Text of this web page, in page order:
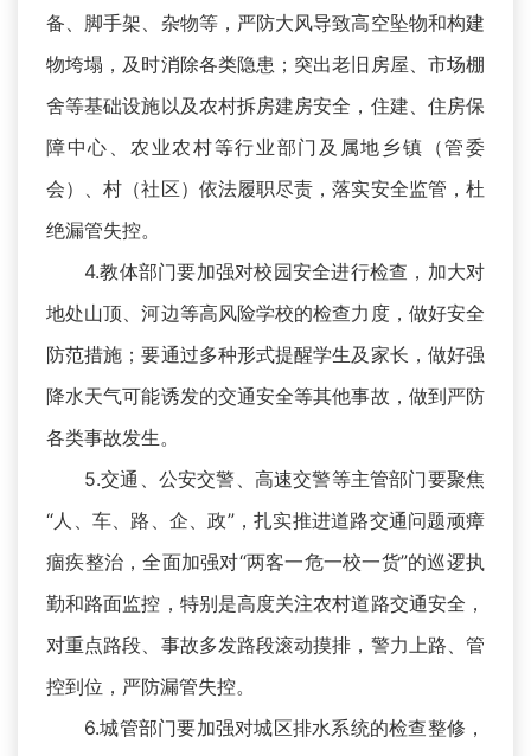
备、脚手架、杂物等，严防大风导致高空坠物和构建
物垮塌，及时消除各类隐患；突出老旧房屋、市场棚
舍等基础设施以及农村拆房建房安全，住建、住房保
障中心、农业农村等行业部门及属地乡镇（管委
会）、村（社区）依法履职尽责，落实安全监管，杜
绝漏管失控。
4.教体部门要加强对校园安全进行检查，加大对
地处山顶、河边等高风险学校的检查力度，做好安全
防范措施；要通过多种形式提醒学生及家长，做好强
降水天气可能诱发的交通安全等其他事故，做到严防
各类事故发生。
5.交通、公安交警、高速交警等主管部门要聚焦
“人、车、路、企、政”，扎实推进道路交通问题顽瘴
痼疾整治，全面加强对“两客一危一校一货”的巡逻执
勤和路面监控，特别是高度关注农村道路交通安全，
对重点路段、事故多发路段滚动摸排，警力上路、管
控到位，严防漏管失控。
6.城管部门要加强对城区排水系统的检查整修，